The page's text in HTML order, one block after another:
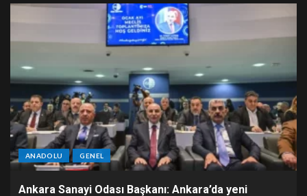
ANADOLU GENEL
Ankara Sanayi Odası Başkanı: Ankara’da yeni